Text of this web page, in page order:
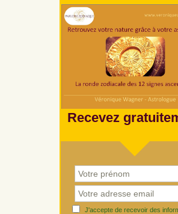
Recevez
J'accepte de recevoir des